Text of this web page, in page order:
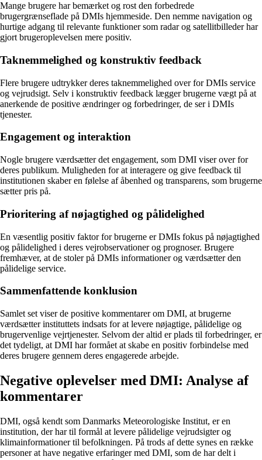
Mange brugere har bemærket og rost den forbedrede
brugergrænseflade på DMIs hjemmeside. Den nemme navigation og
hurtige adgang til relevante funktioner som radar og satellitbilleder har
gjort brugeroplevelsen mere positiv.
Taknemmelighed og konstruktiv feedback
Flere brugere udtrykker deres taknemmelighed over for DMIs service
og vejrudsigt. Selv i konstruktiv feedback lægger brugerne vægt på at
anerkende de positive ændringer og forbedringer, de ser i DMIs
tjenester.
Engagement og interaktion
Nogle brugere værdsætter det engagement, som DMI viser over for
deres publikum. Muligheden for at interagere og give feedback til
institutionen skaber en følelse af åbenhed og transparens, som brugerne
sætter pris på.
Prioritering af nøjagtighed og pålidelighed
En væsentlig positiv faktor for brugerne er DMIs fokus på nøjagtighed
og pålidelighed i deres vejrobservationer og prognoser. Brugere
fremhæver, at de stoler på DMIs informationer og værdsætter den
pålidelige service.
Sammenfattende konklusion
Samlet set viser de positive kommentarer om DMI, at brugerne
værdsætter instituttets indsats for at levere nøjagtige, pålidelige og
brugervenlige vejrtjenester. Selvom der altid er plads til forbedringer, er
det tydeligt, at DMI har formået at skabe en positiv forbindelse med
deres brugere gennem deres engagerede arbejde.
Negative oplevelser med DMI: Analyse af
kommentarer
DMI, også kendt som Danmarks Meteorologiske Institut, er en
institution, der har til formål at levere pålidelige vejrudsigter og
klimainformationer til befolkningen. På trods af dette synes en række
personer at have negative erfaringer med DMI, som de har delt i